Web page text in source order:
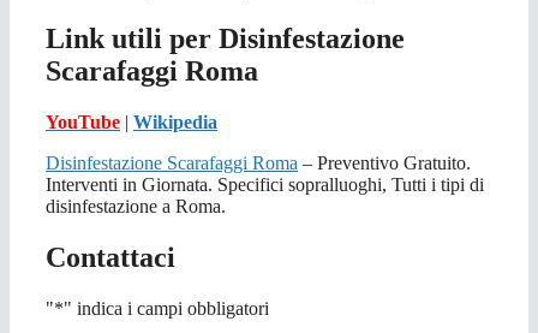
Link utili per Disinfestazione
Scarafaggi Roma
YouTube | Wikipedia
Disinfestazione Scarafaggi Roma – Preventivo Gratuito.
Interventi in Giornata. Specifici sopralluoghi, Tutti i tipi di
disinfestazione a Roma.
Contattaci
"*" indica i campi obbligatori